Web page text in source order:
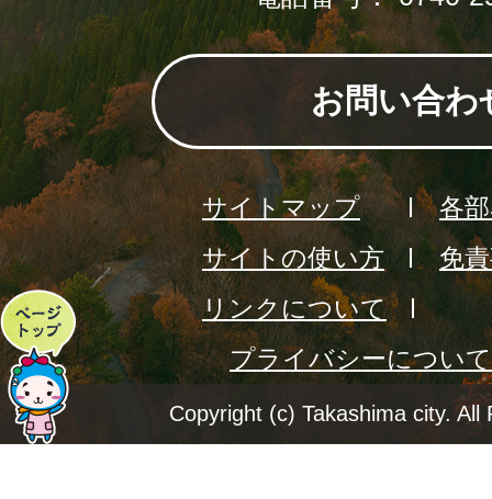
ペ
ー
ジ
お問い合わ
サイトマップ
各
サイトの使い方
免
リンクについて
プライバシーについて
Copyright (c) Takashima city. All